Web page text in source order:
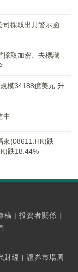
司採取出具警示函
採取加密、去標識
模34188億美元 升
中
來(08611.HK)跌
跌18.44%
稿 | 投資者關係 |
財經 | 證券市場周